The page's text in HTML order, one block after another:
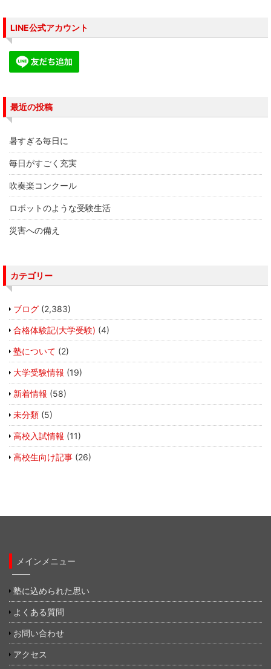
き
ま
す
)
し
い
ウ
ィ
ン
ド
ウ
す
LINE公式アカウント
最近の投稿
暑すぎる毎日に
毎日がすごく充実
吹奏楽コンクール
ロボットのような受験生活
災害への備え
カテゴリー
ブログ (2,383)
合格体験記(大学受験) (4)
塾について (2)
大学受験情報 (19)
新着情報 (58)
未分類 (5)
高校入試情報 (11)
高校生向け記事 (26)
メインメニュー
塾に込められた思い
よくある質問
お問い合わせ
アクセス